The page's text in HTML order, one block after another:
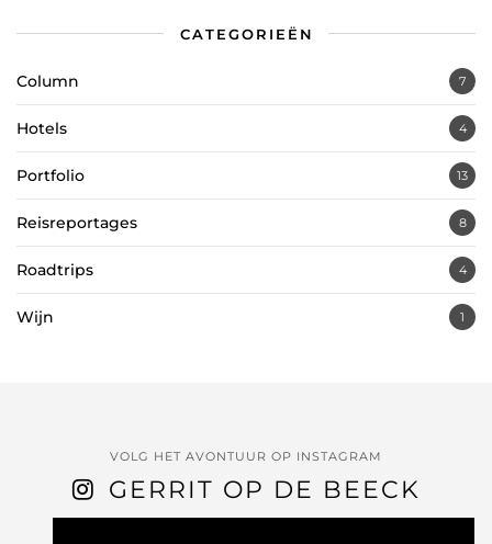
CATEGORIEËN
Column 7
Hotels 4
Portfolio 13
Reisreportages 8
Roadtrips 4
Wijn 1
VOLG HET AVONTUUR OP INSTAGRAM
GERRIT OP DE BEECK